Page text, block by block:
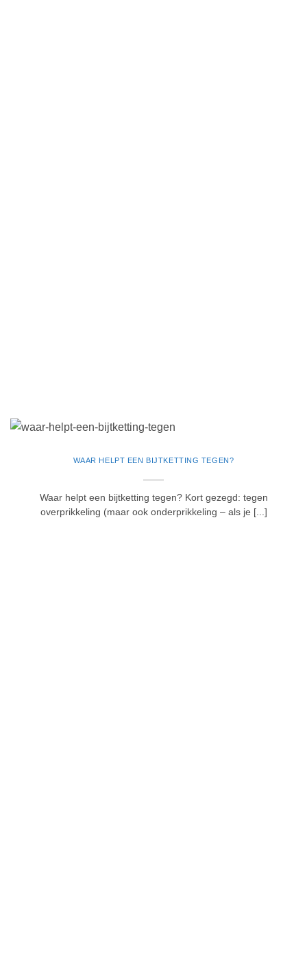
WAAR HELPT EEN BIJTKETTING TEGEN?
Waar helpt een bijtketting tegen? Kort gezegd: tegen
overprikkeling (maar ook onderprikkeling – als je [...]